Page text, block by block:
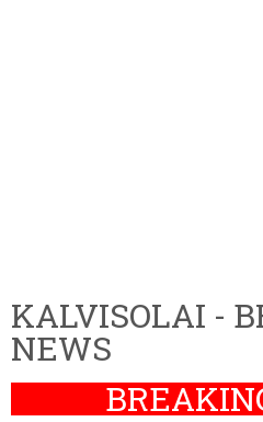
KALVISOLAI -
NEWS